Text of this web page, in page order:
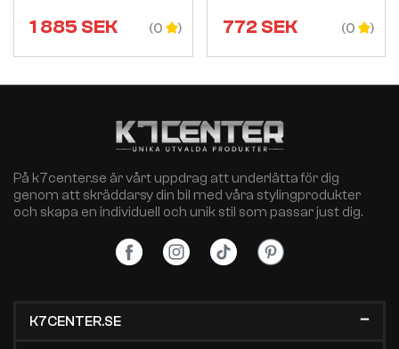
1 885SEK (0 772SEK (0
På k7center.se är vårt uppdrag att underlätta för dig
genom att skräddarsy din bil med våra stylingprodukter
och skapa en individuell och unik stil som passar just dig.
K7CENTER.SE